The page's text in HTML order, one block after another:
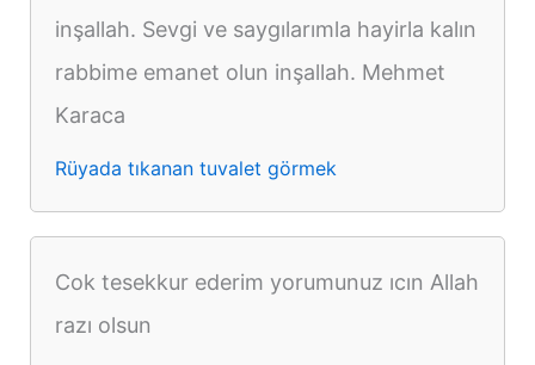
inşallah. Sevgi ve saygılarımla hayirla kalın
rabbime emanet olun inşallah. Mehmet
Karaca
Rüyada tıkanan tuvalet görmek
Cok tesekkur ederim yorumunuz ıcın Allah
razı olsun